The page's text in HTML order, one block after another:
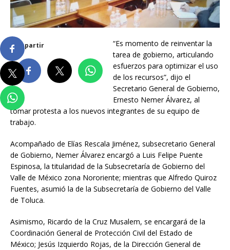
Compartir
“Es momento de reinventar la
tarea de gobierno, articulando
esfuerzos para optimizar el uso
de los recursos”, dijo el
Secretario General de Gobierno,
Ernesto Nemer Álvarez, al
tomar protesta a los nuevos integrantes de su equipo de
trabajo.
Acompañado de Elías Rescala Jiménez, subsecretario General
de Gobierno, Nemer Álvarez encargó a Luis Felipe Puente
Espinosa, la titularidad de la Subsecretaría de Gobierno del
Valle de México zona Nororiente; mientras que Alfredo Quiroz
Fuentes, asumió la de la Subsecretaría de Gobierno del Valle
de Toluca.
Asimismo, Ricardo de la Cruz Musalem, se encargará de la
Coordinación General de Protección Civil del Estado de
México; Jesús Izquierdo Rojas, de la Dirección General de